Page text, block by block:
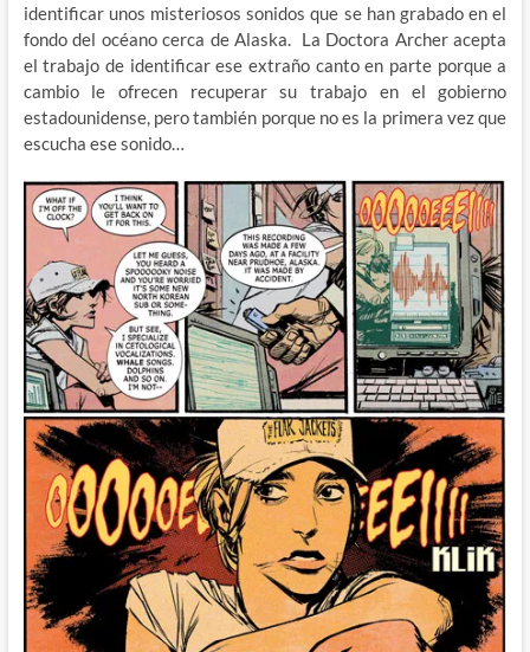
identificar unos misteriosos sonidos que se han grabado en el
fondo del océano cerca de Alaska. La Doctora Archer acepta
el trabajo de identificar ese extraño canto en parte porque a
cambio le ofrecen recuperar su trabajo en el gobierno
estadounidense, pero también porque no es la primera vez que
escucha ese sonido…